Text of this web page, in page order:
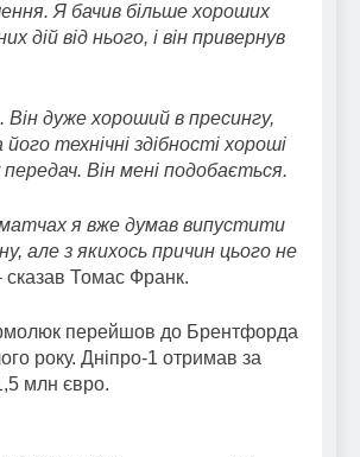
Я бачив більше хороших
дій від нього, і він привернув
Він дуже хороший в пресингу,
технічні здібності хороші
передач. Він мені подобається.
матчах я вже думав випустити
але з якихось причин цього не
сказав Томас Франк.
перейшов до Брентфорда
року. Дніпро-1 отримав за
млн євро.